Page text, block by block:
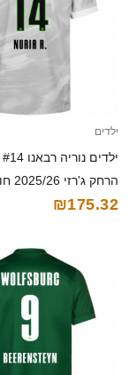
ילדים
הרחק ג'רזי 2025/26 חולצה קצרה
₪175.32